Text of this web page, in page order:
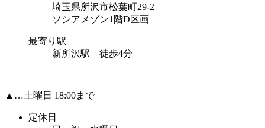
埼玉県所沢市松葉町29-2
ソシアメゾン1階D区画
最寄り駅
新所沢駅 徒歩4分
▲…土曜日 18:00まで
定休日